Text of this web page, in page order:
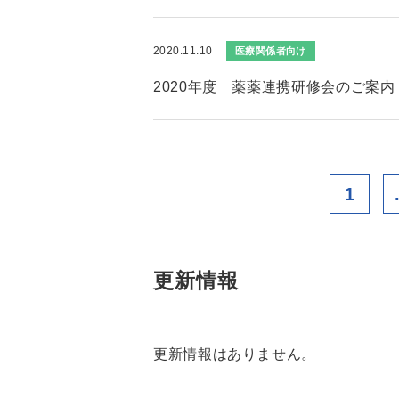
2020.11.10 医療関係者向け
2020年度 薬薬連携研修会のご案内
1
更新情報
更新情報はありません。